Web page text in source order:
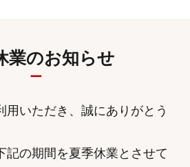
業のお知らせ
用いただき、誠にありがとう
記の期間を夏季休業とさせて